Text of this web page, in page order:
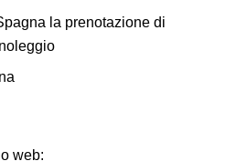
la prenotazione di
web: